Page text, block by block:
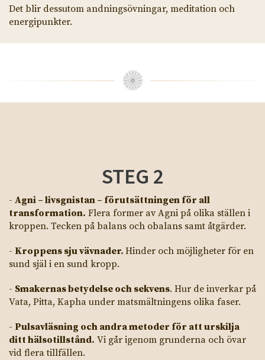
Det blir dessutom andningsövningar, meditation och
energipunkter.
STEG 2
- Agni – livsgnistan – förutsättningen för all
transformation. Flera former av Agni på olika ställen i
kroppen. Tecken på balans och obalans samt åtgärder.
- Kroppens sju vävnader. Hinder och möjligheter för en
sund själ i en sund kropp.
- Smakernas betydelse och sekvens. Hur de inverkar på
Vata, Pitta, Kapha under matsmältningens olika faser.
- Pulsavläsning och andra metoder för att urskilja
ditt hälsotillstånd. Vi går igenom grunderna och övar
vid flera tillfällen.